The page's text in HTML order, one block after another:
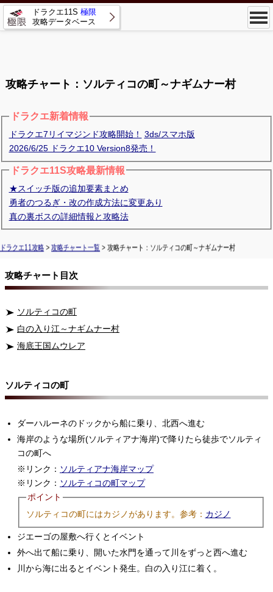
ドラクエ11S 極限
攻略データベース
攻略チャート：ソルティコの町～ナギムナー村
ドラクエ新着情報
ドラクエ7リイマジンド攻略開始！
3ds/スマホ版
2026/6/25 ドラクエ10 Version8発売！
ドラクエ11S攻略最新情報
★スイッチ版の追加要素まとめ
勇者のつるぎ・改の作成方法に変更あり
真の裏ボスの詳細情報と攻略法
ドラクエ11攻略 > 攻略チャート一覧 > 攻略チャート：ソルティコの町～ナギムナー村
攻略チャート目次
ソルティコの町
白の入り江～ナギムナー村
海底王国ムウレア
ソルティコの町
ダーハルーネのドックから船に乗り、北西へ進む
海岸のような場所(ソルティアナ海岸)で降りたら徒歩でソルティ
コの町へ
※リンク： ソルティアナ海岸マップ
※リンク： ソルティコの町マップ
ポイント
ソルティコの町にはカジノがあります。参考： カジノ
ジエーゴの屋敷へ行くとイベント
外へ出て船に乗り、開いた水門を通って川をずっと西へ進む
川から海に出るとイベント発生。白の入り江に着く。